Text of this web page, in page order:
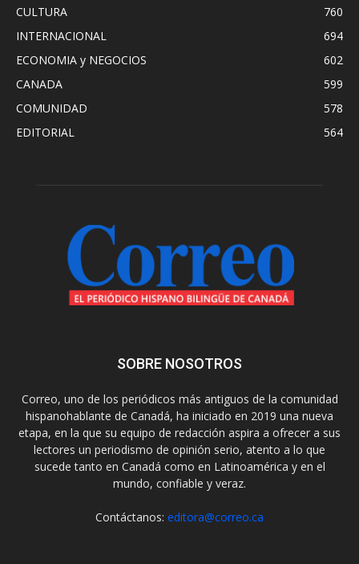
CULTURA
760
INTERNACIONAL
694
ECONOMIA y NEGOCIOS
602
CANADA
599
COMUNIDAD
578
EDITORIAL
564
SOBRE NOSOTROS
Correo, uno de los periódicos más antiguos de la comunidad
hispanohablante de Canadá, ha iniciado en 2019 una nueva
etapa, en la que su equipo de redacción aspira a ofrecer a sus
lectores un periodismo de opinión serio, atento a lo que
sucede tanto en Canadá como en Latinoamérica y en el
mundo, confiable y veraz.
Contáctanos: editora@correo.ca